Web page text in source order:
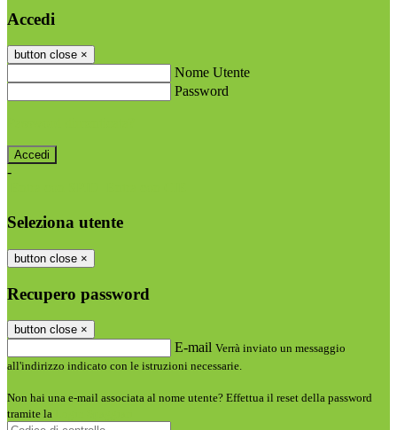
Accedi
button close ×
Nome Utente
Password
-
Seleziona utente
button close ×
Recupero password
button close ×
E-mail Verrà inviato un messaggio
all'indirizzo indicato con le istruzioni necessarie.
Non hai una e-mail associata al nome utente? Effettua il reset della password
tramite la